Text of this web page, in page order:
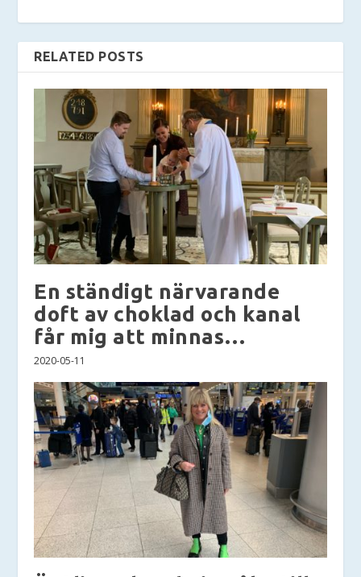
RELATED POSTS
En ständigt närvarande
doft av choklad och kanal
får mig att minnas…
2020-05-11